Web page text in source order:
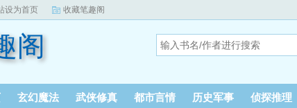
设为首页 收藏笔趣阁
阁
玄幻魔法 武侠修真 都市言情 历史军事 侦探推理